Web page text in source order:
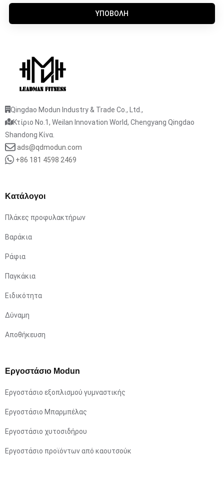
ΥΠΟΒΟΛΉ
Qingdao Modun Industry & Trade Co., Ltd.,
Κτίριο No.1, Weilan Innovation World, Chengyang Qingdao
Shandong Κίνα.
ads@qdmodun.com
+86 181 4598 2469
Κατάλογοι
Πλάκες προφυλακτήρων
Βαράκια
Ράφια
Παγκάκια
Ειδικότητα
Δύναμη
Αποθήκευση
Εργοστάσιο Modun
Εργοστάσιο εξοπλισμού γυμναστικής
Εργοστάσιο Μπαρμπέλας
Εργοστάσιο χυτοσιδήρου
Εργοστάσιο προϊόντων από καουτσούκ